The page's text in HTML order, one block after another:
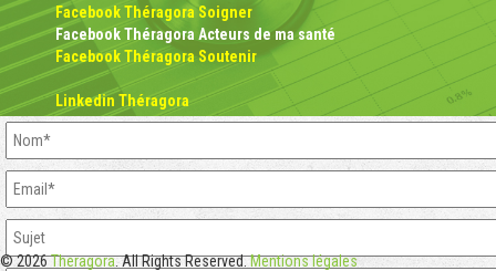
Facebook Théragora Soigner
Facebook Théragora Acteurs de ma santé
Facebook Théragora Soutenir
Linkedin Théragora
© 2026Theragora. All Rights Reserved.Mentions légales